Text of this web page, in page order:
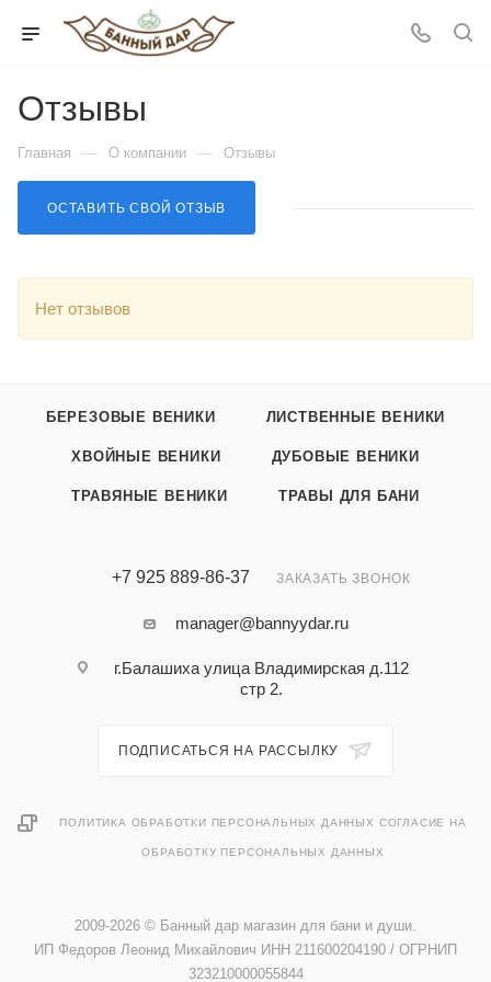
Отзывы
Главная — О компании — Отзывы
ОСТАВИТЬ СВОЙ ОТЗЫВ
Нет отзывов
БЕРЕЗОВЫЕ ВЕНИКИ ЛИСТВЕННЫЕ ВЕНИКИ
ХВОЙНЫЕ ВЕНИКИ ДУБОВЫЕ ВЕНИКИ
ТРАВЯНЫЕ ВЕНИКИ ТРАВЫ ДЛЯ БАНИ
+7 925 889-86-37 ЗАКАЗАТЬ ЗВОНОК
manager@bannyydar.ru
г.Балашиха улица Владимирская д.112
стр 2.
ПОДПИСАТЬСЯ НА РАССЫЛКУ
ПОЛИТИКА ОБРАБОТКИ ПЕРСОНАЛЬНЫХ ДАННЫХ СОГЛАСИЕ НА
ОБРАБОТКУ ПЕРСОНАЛЬНЫХ ДАННЫХ
2009-2026 © Банный дар магазин для бани и души.
ИП Федоров Леонид Михайлович ИНН 211600204190 / ОГРНИП
323210000055844